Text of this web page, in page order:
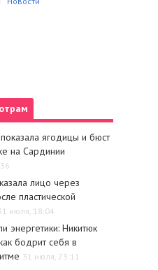
ягодицы и бюст
на Сардинии
лицо через
пластической
июля, 18:04
энергетики: Никитюк
бодрит себя в
31 июля, 23:11